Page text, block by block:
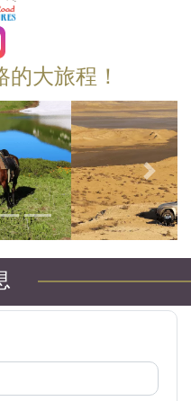
大旅程！
下一個